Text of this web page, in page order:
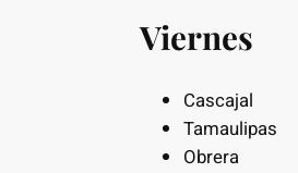
Viernes
Cascajal
Tamaulipas
Obrera